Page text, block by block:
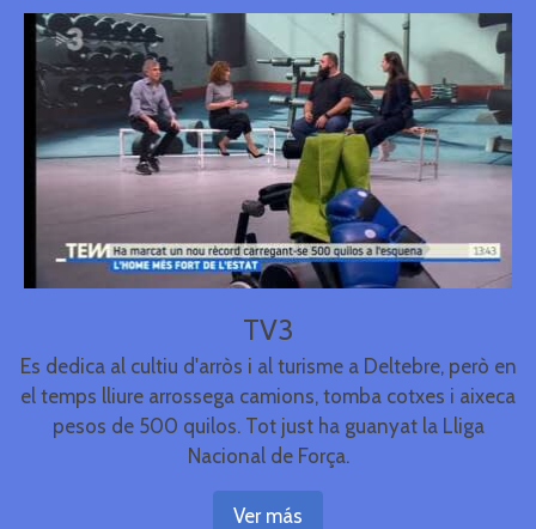
TV3
Es dedica al cultiu d'arròs i al turisme a Deltebre, però en
el temps lliure arrossega camions, tomba cotxes i aixeca
pesos de 500 quilos. Tot just ha guanyat la Lliga
Nacional de Força.
Ver más